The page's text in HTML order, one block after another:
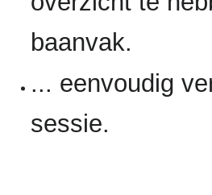
baanvak.
... eenvoudig
sessie.